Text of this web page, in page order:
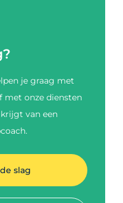
je graag met
met onze diensten
van een
slag